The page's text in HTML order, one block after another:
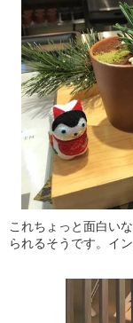
これちょっと面白い
られるそうです。イ